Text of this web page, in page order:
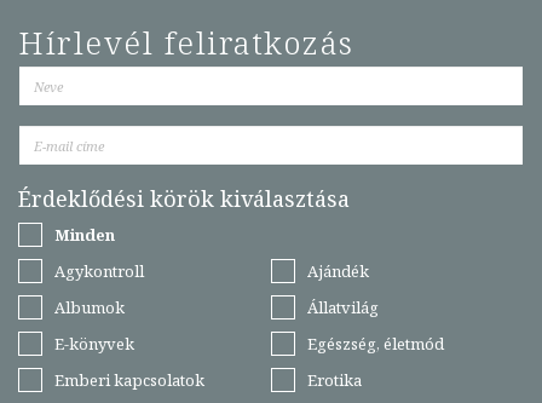
Hírlevél feliratkozás
Érdeklődési körök kiválasztása
Minden
Agykontroll
Ajándék
Albumok
Állatvilág
E-könyvek
Egészség, életmód
Emberi kapcsolatok
Erotika